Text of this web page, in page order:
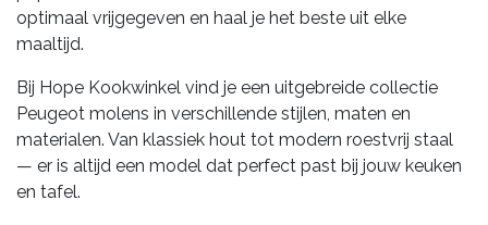
optimaal vrijgegeven en haal je het beste uit elke
maaltijd.
Bij Hope Kookwinkel vind je een uitgebreide collectie
Peugeot molens in verschillende stijlen, maten en
materialen. Van klassiek hout tot modern roestvrij staal
— er is altijd een model dat perfect past bij jouw keuken
en tafel.